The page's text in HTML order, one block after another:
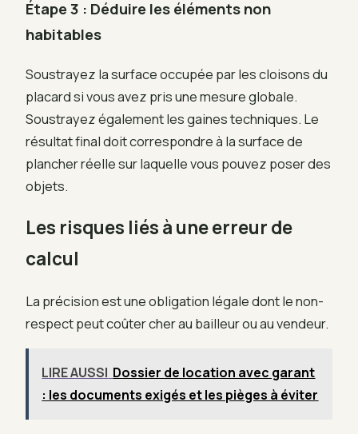
Étape 3 : Déduire les éléments non
habitables
Soustrayez la surface occupée par les cloisons du
placard si vous avez pris une mesure globale.
Soustrayez également les gaines techniques. Le
résultat final doit correspondre à la surface de
plancher réelle sur laquelle vous pouvez poser des
objets.
Les risques liés à une erreur de
calcul
La précision est une obligation légale dont le non-
respect peut coûter cher au bailleur ou au vendeur.
LIRE AUSSI Dossier de location avec garant
: les documents exigés et les pièges à éviter